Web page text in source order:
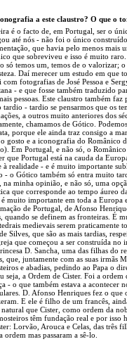
a este claustro? O que o
é o facto de, em Portugal, ser o
até nós - não foi o único
que havia pelo menos mais
que sobreviveu e isso é muito
só temos um, temos de o valorizar; o
Daí merecer um estudo em que
fotografias de José Pessoa e
- e que fosse também traduzido
pessoas. Este claustro também
tardio - tardio se pensarmos que os
a outros muito anteriores dos
chamamos de Gótico.
porque ele ainda traz consigo a
gosto e a iconografia do Românico
Em Portugal, e não só, o
que Portugal está na cauda da
à realidade - e é muito importante
- o Gótico também só entra muito
minha opinião, e não só, uma
que corresponde ao tempo áureo
muito importante em toda a Europa
de Portugal, de Afonso
quando se definem as fronteiras. É
medievais serem praticamente
Silves, que são as mais tardias,
que começou a ser construída no
D. Sancha, uma das filhas do
que, juntamente com as suas irmãs
e abadias, pedindo ao Papa o
seja, a Ordem de Cister. Foi a
- o que também estava a acontecer
D. Afonso Henriques fez o que
E ele é filho de um francês,
que Cister, como ordem da
têm fundação real e por isso
Lorvão, Arouca e Celas, das três
mas passaram a sê-lo.